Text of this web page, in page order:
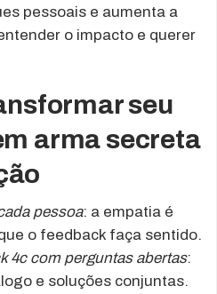
pessoais e aumenta a
o impacto e querer
seu
arma secreta
pessoa: a empatia é
o feedback faça sentido.
4c com perguntas abertas:
e soluções conjuntas.